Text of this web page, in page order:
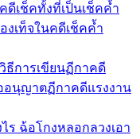
เช็คทั้งที่เป็นเช็คค้ำ
งเท็จในคดีเช็คค้ำ
ธีการเขียนฏีกาคดี
อนุญาตฏีกาคดีแรงงาน
ร ฉ้อโกงหลอกลวงเอา